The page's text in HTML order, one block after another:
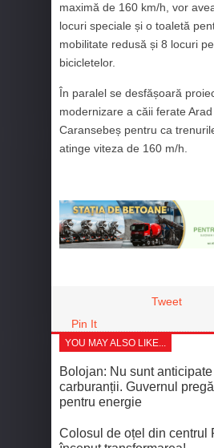
maximă de 160 km/h, vor
locuri speciale și o toaletă
mobilitate redusă și 8 locuri
bicicletelor.
În paralel se desfășoară
modernizare a căii ferate
Caransebeș pentru ca
atinge viteza de 160 m/h.
Tweet
Pin It
YOU MAY ALSO LIKE...
Bolojan: Nu sunt
carburanții. Guvernul
pentru energie
Colosul de oțel din centrul